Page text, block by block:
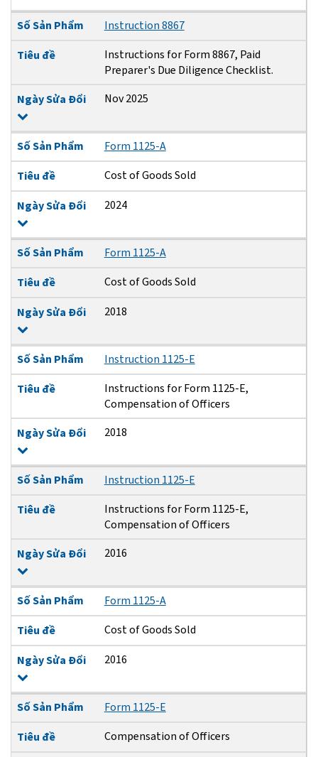
Số Sản Phẩm
Instruction 8867
Tiêu đề
Instructions for Form 8867, Paid
Preparer's Due Diligence Checklist.
Ngày Sửa Đổi
Nov 2025
Số Sản Phẩm
Form 1125-A
Tiêu đề
Cost of Goods Sold
Ngày Sửa Đổi 2024
Số Sản Phẩm
Form 1125-A
Tiêu đề
Cost of Goods Sold
Ngày Sửa Đổi 2018
Số Sản Phẩm
Instruction 1125-E
Tiêu đề
Instructions for Form 1125-E,
Compensation of Officers
Ngày Sửa Đổi
2018
Số Sản Phẩm
Instruction 1125-E
Tiêu đề
Instructions for Form 1125-E,
Compensation of Officers
Ngày Sửa Đổi
2016
Số Sản Phẩm
Form 1125-A
Tiêu đề
Cost of Goods Sold
Ngày Sửa Đổi 2016
Số Sản Phẩm
Form 1125-E
Tiêu đề
Compensation of Officers